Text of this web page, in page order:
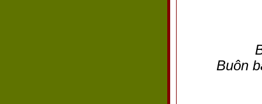
Buôn